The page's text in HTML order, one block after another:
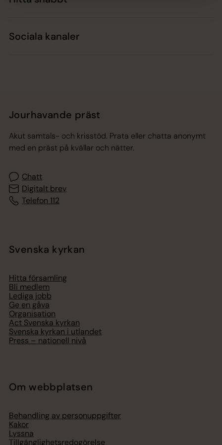
Sociala kanaler
Jourhavande präst
Akut samtals- och krisstöd. Prata eller chatta anonymt
med en präst på kvällar och nätter.
Chatt
Digitalt brev
Telefon 112
Svenska kyrkan
Hitta församling
Bli medlem
Lediga jobb
Ge en gåva
Organisation
Act Svenska kyrkan
Svenska kyrkan i utlandet
Press – nationell nivå
Om webbplatsen
Behandling av personuppgifter
Kakor
Lyssna
Tillgänglighetsredogörelse